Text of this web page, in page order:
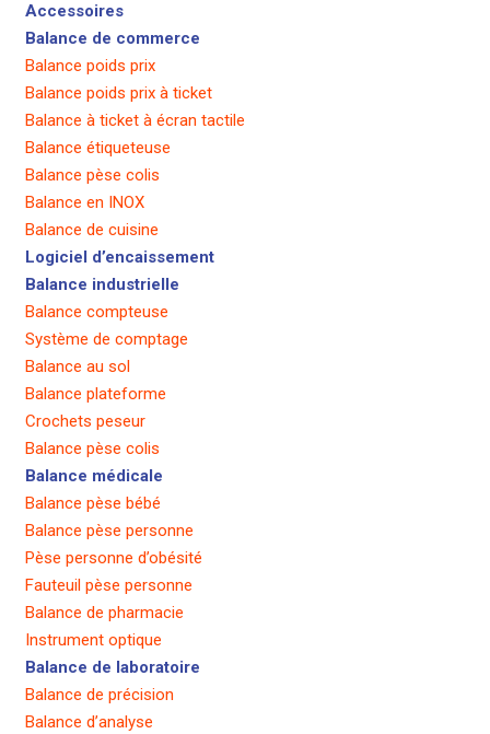
Accessoires
Balance de commerce
Balance poids prix
Balance poids prix à ticket
Balance à ticket à écran tactile
Balance étiqueteuse
Balance pèse colis
Balance en INOX
Balance de cuisine
Logiciel d’encaissement
Balance industrielle
Balance compteuse
Système de comptage
Balance au sol
Balance plateforme
Crochets peseur
Balance pèse colis
Balance médicale
Balance pèse bébé
Balance pèse personne
Pèse personne d’obésité
Fauteuil pèse personne
Balance de pharmacie
Instrument optique
Balance de laboratoire
Balance de précision
Balance d’analyse